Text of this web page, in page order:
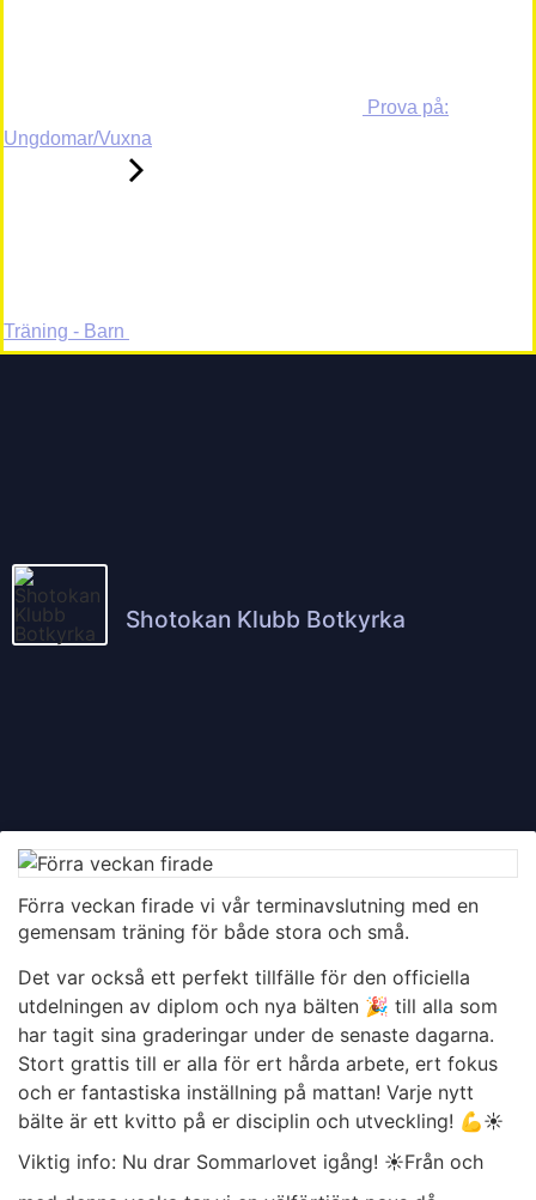
Prova på:
Ungdomar/Vuxna
Träning - Barn
Shotokan Klubb Botkyrka
Förra veckan firade vi vår terminavslutning med en
gemensam träning för både stora och små.
Det var också ett perfekt tillfälle för den officiella
utdelningen av diplom och nya bälten 🎉 till alla som
har tagit sina graderingar under de senaste dagarna.
Stort grattis till er alla för ert hårda arbete, ert fokus
och er fantastiska inställning på mattan! Varje nytt
bälte är ett kvitto på er disciplin och utveckling! 💪​☀️
Viktig info: Nu drar Sommarlovet igång! ☀️​Från och